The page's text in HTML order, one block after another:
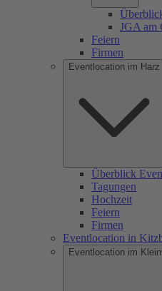
JGA am
Feiern
Firmen
Eventlocation im Harz
Überblick
Tagungen
Hochzeit
Feiern
Firmen
Eventlocation in
Eventlocation im